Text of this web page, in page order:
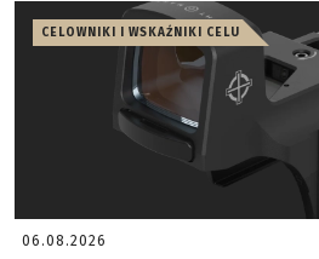
CELOWNIKI I WSKAŹNIKI CELU
06.08.2026